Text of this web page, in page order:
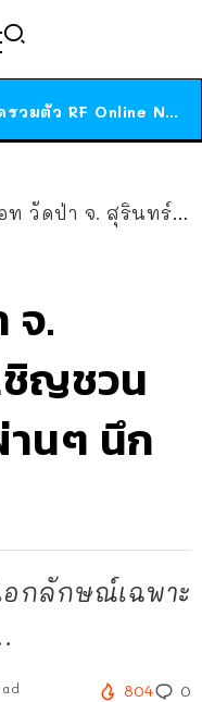
สาวญี่ปุ่นโดนแมวตัวเองกัด ไม่ได้ไปหาหมอตั้งแต่เนิ่นๆ สุดท้ายขาบวม กลายเป็นโรคเนื้อเน่า เตือนทาสแมวทั้งหลายให้ระวัง
ทร์ ทำป้ายเชิญชวนทอดกฐิน มองผ่านๆ นึกว่าป้ายหาเสียง
จ.
ชิญชวน
นๆ นึก
อกลักษณ์เฉพาะ
804 0